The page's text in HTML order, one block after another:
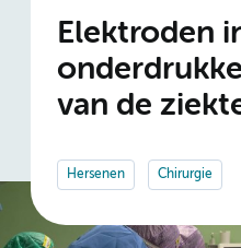
Elektroden
van de
Hersenen Chirurgie